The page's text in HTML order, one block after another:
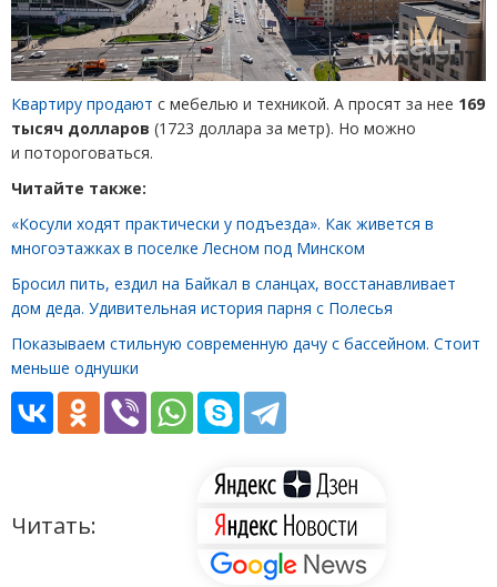
Квартиру продают с мебелью и техникой. А просят за нее 169
тысяч долларов (1723 доллара за метр). Но можно
и потороговаться.
Читайте также:
«Косули ходят практически у подъезда». Как живется в
многоэтажках в поселке Лесном под Минском
Бросил пить, ездил на Байкал в сланцах, восстанавливает
дом деда. Удивительная история парня с Полесья
Показываем стильную современную дачу с бассейном. Стоит
меньше однушки
Читать: